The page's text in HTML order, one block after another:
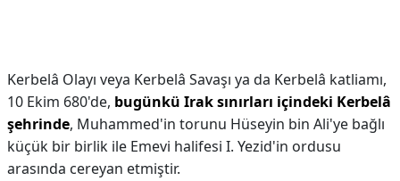
Kerbelâ Olayı veya Kerbelâ Savaşı ya da Kerbelâ katliamı,
10 Ekim 680'de, bugünkü Irak sınırları içindeki Kerbelâ
şehrinde, Muhammed'in torunu Hüseyin bin Ali'ye bağlı
küçük bir birlik ile Emevi halifesi I. Yezid'in ordusu
arasında cereyan etmiştir.